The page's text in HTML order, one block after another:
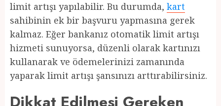
limit artışı yapılabilir. Bu durumda, kart
sahibinin ek bir başvuru yapmasına gerek
kalmaz. Eğer bankanız otomatik limit artışı
hizmeti sunuyorsa, düzenli olarak kartınızı
kullanarak ve ödemelerinizi zamanında
yaparak limit artışı şansınızı arttırabilirsiniz.